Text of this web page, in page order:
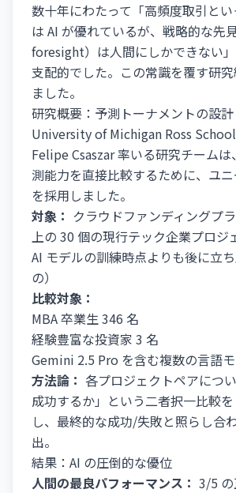
数十年にわたって「高頻度取引と
は AI が優れているが、戦略的な先
foresight）は人間にしかできない
支配的でした。この常識を覆す研
ました。
研究概要：予測トーナメントの設計
University of Michigan Ross
Felipe Csaszar 率いる研究チーム
測能力を直接比較するために、ユ
を採用しました。
対象： クラウドファンディングプ
上の 30 個の現行テック企業プロジ
AI モデルの訓練時点よりも後に立
の）
比較対象：
MBA 卒業生 346 名
経験豊富な投資家 3 名
Gemini 2.5 Pro を含む複数の言語
方法論： 各プロジェクトペアにつ
成功するか」という二者択一比較
し、最終的な成功/失敗と照らし合
出。
結果：AI の圧倒的な優位
人間の最良パフォーマンス： 3/5